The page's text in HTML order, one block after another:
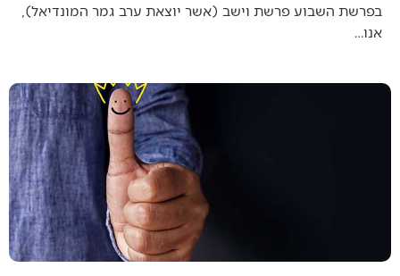
בפרשת השבוע פרשת וישב (אשר יוצאת ערב גמר המונדיאל),
אנו…